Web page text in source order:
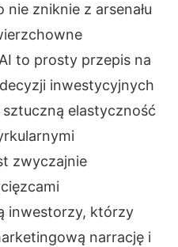
nie zniknie z arsenału
to prosty przepis na
inwestycyjnych
elastyczność
zwyczajnie
inwestorzy, którzy
narrację i